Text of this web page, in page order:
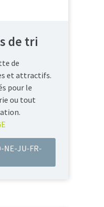
de tri
de
et attractifs.
pour le
ou tout
NE-JU-FR-